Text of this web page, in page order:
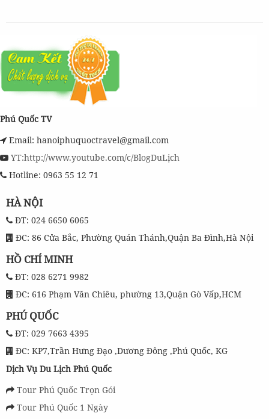
Phú Quốc TV
Email: hanoiphuquoctravel@gmail.com
YT:http://www.youtube.com/c/BlogDuLịch
Hotline: 0963 55 12 71
HÀ NỘI
ĐT: 024 6650 6065
ĐC: 86 Cửa Bắc, Phường Quán Thánh,Quận Ba Đình,Hà Nội
HỒ CHÍ MINH
ĐT: 028 6271 9982
ĐC: 616 Phạm Văn Chiêu, phường 13,Quận Gò Vấp,HCM
PHÚ QUỐC
ĐT: 029 7663 4395
ĐC: KP7,Trần Hưng Đạo ,Dương Đông ,Phú Quốc, KG
Dịch Vụ Du Lịch Phú Quốc
Tour Phú Quốc Trọn Gói
Tour Phú Quốc 1 Ngày